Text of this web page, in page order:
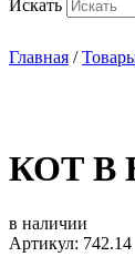
Искать
Главная /
КОТ В
в наличии
Артикул: 742.14